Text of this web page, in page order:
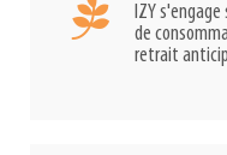
IZY
de
retrait